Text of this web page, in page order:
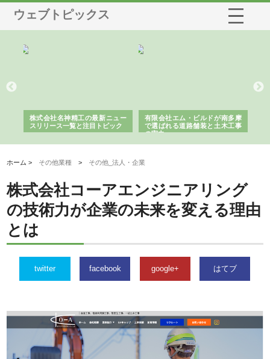
ウェブトピックス
株式会社名神精工の最新ニュー
スリリース一覧と注目トピック
有限会社エム・ビルドが南多摩
で選ばれる道路舗装と土木工事
の実力
ホーム > その他業種 > その他_法人・企業
株式会社コーアエンジニアリング
の技術力が企業の未来を変える理由
とは
twitter facebook google+ はてブ